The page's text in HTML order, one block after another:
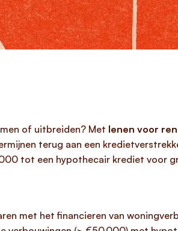
of uitbreiden? Met lenen voor
terug aan een
tot een hypothecair krediet voor
met het financieren van